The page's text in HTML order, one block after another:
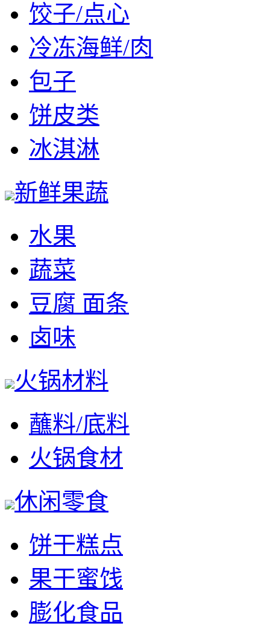
饺子/点心
冷冻海鲜/肉
包子
饼皮类
冰淇淋
新鲜果蔬
水果
蔬菜
豆腐 面条
卤味
火锅材料
蘸料/底料
火锅食材
休闲零食
饼干糕点
果干蜜饯
膨化食品